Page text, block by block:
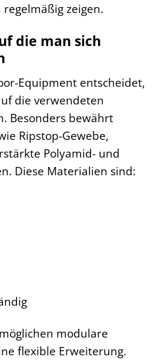
zeigen.
die man sich
Equipment entscheidet,
die verwendeten
Besonders bewährt
Ripstop-Gewebe,
Polyamid- und
Diese Materialien sind:
modulare
flexible Erweiterung.